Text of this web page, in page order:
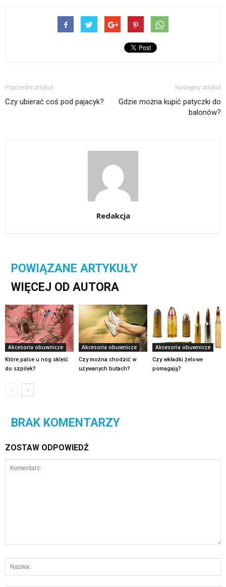
Poprzedni artykuł
Czy ubierać coś pod pajacyk?
Następny artykuł
Gdzie można kupić patyczki do
balonów?
Redakcja
POWIĄZANE ARTYKUŁY
WIĘCEJ OD AUTORA
Akcesoria obuwnicze
Które palce u nóg skleić
do szpilek?
Akcesoria obuwnicze
Czy można chodzić w
używanych butach?
Akcesoria obuwnicze
Czy wkładki żelowe
pomagają?
BRAK KOMENTARZY
ZOSTAW ODPOWIEDŹ